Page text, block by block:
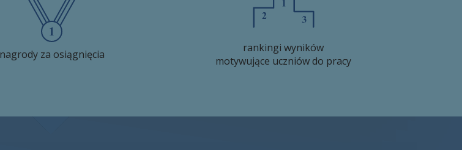
nagrody za osiągnięcia
rankingi wyników
motywujące uczniów do pracy